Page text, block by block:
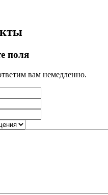
поля
вам немедленно.